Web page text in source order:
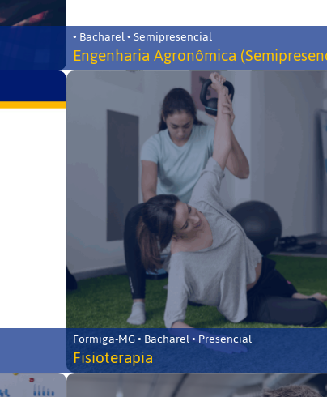
• Bacharel • Semipresencial
Engenharia Agronômica
Formiga-MG • Bacharel • Presencial
Fisioterapia